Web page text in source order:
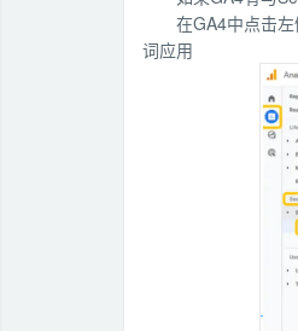
在GA4中点击
词应用